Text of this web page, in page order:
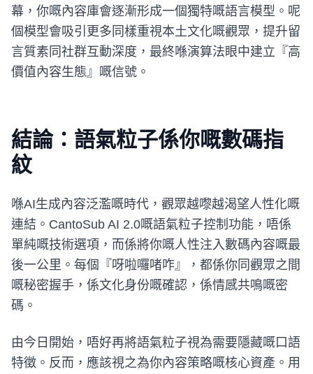
幕，你嘅內容庫會逐漸形成一個獨特嘅語言模型。呢
個模型會吸引更多同樣重視本土文化嘅觀眾，提升留
言質素同社群互動深度，最終喺演算法眼中建立『高
價值內容生態』嘅信號。
結論：語氣粒子係你嘅數碼指
紋
喺AI生成內容泛濫嘅時代，觀眾越嚟越渴望人性化嘅
連結。CantoSub AI 2.0嘅語氣粒子控制功能，唔係
單純嘅技術選項，而係將你嘅人性注入數碼內容嘅最
後一公里。每個『呀啦囉啫咋』，都係你同觀眾之間
嘅秘密握手，係文化身份嘅確認，係情感共鳴嘅密
碼。
由今日開始，唔好再將語氣粒子視為需要隱藏嘅口語
特徵。反而，應該視之為你內容策略嘅核心資產。用